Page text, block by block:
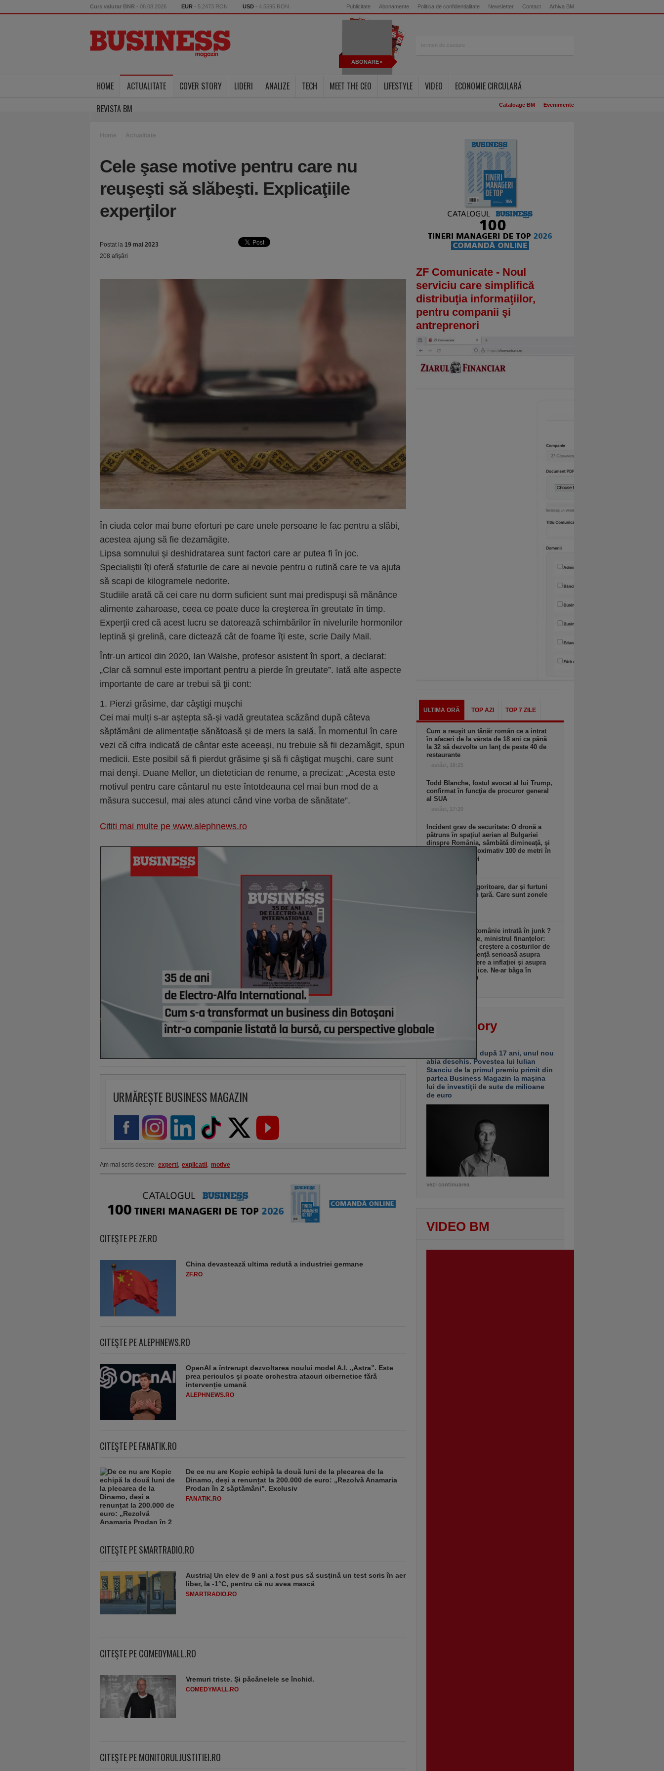
Curs valutar BNR - 08.08.2026 EUR - 5.2473 RON USD - 4.5595 RON Publicitate Abonamente Politica de confidentialitate Newsletter Contact Arhiva BM
ABONARE
HOME ACTUALITATE COVER STORY LIDERI ANALIZE TECH MEET THE CEO LIFESTYLE VIDEO
ECONOMIE CIRCULARĂ
REVISTA BM
Cataloage BM Evenimente
Home Actualitate
Cele şase motive pentru care nu
reuşeşti să slăbeşti. Explicaţiile
experţilor
Postat la 19 mai 2023
208 afişări
În ciuda celor mai bune eforturi pe care unele persoane le fac pentru a slăbi,
acestea ajung să fie dezamăgite.
Lipsa somnului şi deshidratarea sunt factori care ar putea fi în joc.
Specialiştii îţi oferă sfaturile de care ai nevoie pentru o rutină care te va ajuta
să scapi de kilogramele nedorite.
Studiile arată că cei care nu dorm suficient sunt mai predispuşi să mănânce
alimente zaharoase, ceea ce poate duce la creşterea în greutate în timp.
Experţii cred că acest lucru se datorează schimbărilor în nivelurile hormonilor
leptină şi grelină, care dictează cât de foame îţi este, scrie Daily Mail.
Într-un articol din 2020, Ian Walshe, profesor asistent în sport, a declarat:
„Clar că somnul este important pentru a pierde în greutate”. Iată alte aspecte
importante de care ar trebui să ţii cont:
1. Pierzi grăsime, dar câştigi muşchi
Cei mai mulţi s-ar aştepta să-şi vadă greutatea scăzând după câteva
săptămâni de alimentaţie sănătoasă şi de mers la sală. În momentul în care
vezi că cifra indicată de cântar este aceeaşi, nu trebuie să fii dezamăgit, spun
medicii. Este posibil să fi pierdut grăsime şi să fi câştigat muşchi, care sunt
mai denşi. Duane Mellor, un dietetician de renume, a precizat: „Acesta este
motivul pentru care cântarul nu este întotdeauna cel mai bun mod de a
măsura succesul, mai ales atunci când vine vorba de sănătate”.
Cititi mai multe pe www.alephnews.ro
URMĂREȘTE BUSINESS MAGAZIN
Am mai scris despre: experti, explicatii, motive
CITEŞTE PE ZF.RO
China devastează ultima redută a industriei germane
ZF.RO
CITEŞTE PE ALEPHNEWS.RO
OpenAI a întrerupt dezvoltarea noului model A.I. „Astra”. Este
prea periculos și poate orchestra atacuri cibernetice fără
intervenție umană
ALEPHNEWS.RO
CITEŞTE PE FANATIK.RO
De ce nu are Kopic echipă la două luni de la plecarea de la
Dinamo, deși a renunțat la 200.000 de euro: „Rezolvă Anamaria
Prodan în 2 săptămâni”. Exclusiv
FANATIK.RO
CITEŞTE PE SMARTRADIO.RO
Austria| Un elev de 9 ani a fost pus să susţină un test scris în aer
liber, la -1°C, pentru că nu avea mască
SMARTRADIO.RO
CITEŞTE PE COMEDYMALL.RO
Vremuri triste. Şi păcănelele se închid.
COMEDYMALL.RO
CITEŞTE PE MONITORULJUSTITIEI.RO
ZF Comunicate - Noul
serviciu care simplifică
distribuţia informaţiilor,
pentru companii şi
antreprenori
ULTIMA ORĂ TOP AZI TOP 7 ZILE
Cum a reuşit un tânăr român ce a intrat
în afaceri de la vârsta de 18 ani ca până
la 32 să dezvolte un lanţ de peste 40 de
restaurante
astăzi, 18:25
Todd Blanche, fostul avocat al lui Trump,
confirmat în funcţia de procuror general
al SUA
astăzi, 17:20
Incident grav de securitate: O dronă a
pătruns în spaţiul aerian al Bulgariei
dinspre România, sâmbătă dimineaţă, şi
a explodat la aproximativ 100 de metri în
interiorul graniţei
Meteo: Arşiţă dogoritoare, dar şi furtuni
în mare parte din ţară. Care sunt zonele
astăzi, 17:16
Cum ar arăta o Românie intrată în junk ?
Alexandru Nazare, ministrul finanţelor:
Vorbim despre o creştere a costurilor de
finanţare, o influenţă serioasă asupra
cursului, o creştere a inflaţiei şi asupra
creşterii economice. Ne-ar băga în
recesiune VIDEO
Cover story
Un pariu închis după 17 ani, unul nou
abia deschis. Povestea lui Iulian
Stanciu de la primul premiu primit din
partea Business Magazin la maşina
lui de investiţii de sute de milioane
de euro
vezi continuarea
VIDEO BM